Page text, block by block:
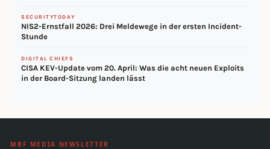
SECURITYTODAY
NIS2-Ernstfall 2026: Drei Meldewege in der ersten Incident-
Stunde
DIGITAL CHIEFS
CISA KEV-Update vom 20. April: Was die acht neuen Exploits
in der Board-Sitzung landen lässt
MBF MEDIA NEWSLETTER